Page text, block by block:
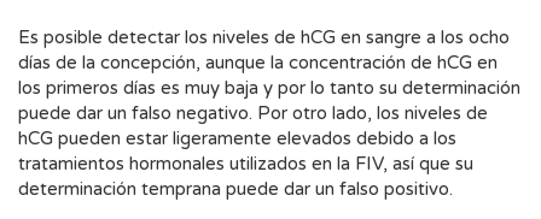
Es posible detectar los niveles de hCG en sangre a los ocho
días de la concepción, aunque la concentración de hCG en
los primeros días es muy baja y por lo tanto su determinación
puede dar un falso negativo. Por otro lado, los niveles de
hCG pueden estar ligeramente elevados debido a los
tratamientos hormonales utilizados en la FIV, así que su
determinación temprana puede dar un falso positivo.